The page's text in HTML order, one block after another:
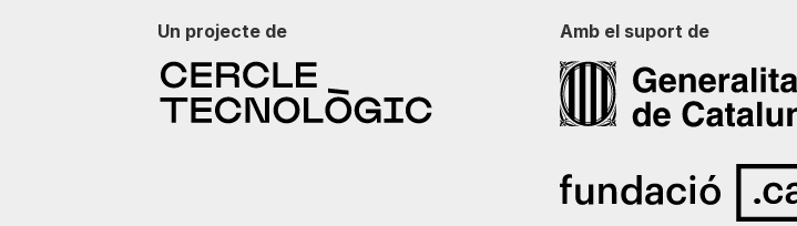
Un projecte de Amb el suport de